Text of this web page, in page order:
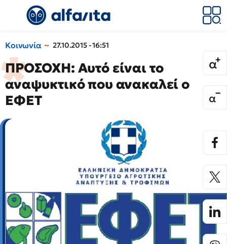
Κοινωνία 27.10.2015 - 16:51
ΠΡΟΣΟΧΗ: Αυτό είναι το
αναψυκτικό που ανακαλεί ο
ΕΦΕΤ